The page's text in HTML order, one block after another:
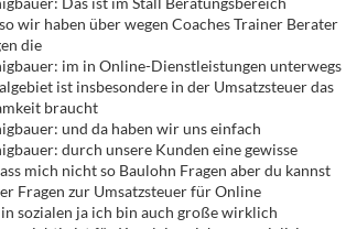
wir haben über wegen Coaches Trainer Berater
die
im in Online-Dienstleistungen unterwegs
ist insbesondere in der Umsatzsteuer das
braucht
und da haben wir uns einfach
durch unsere Kunden eine gewisse
mich nicht so Baulohn Fragen aber du kannst
Fragen zur Umsatzsteuer für Online
sozialen ja ich bin auch große wirklich